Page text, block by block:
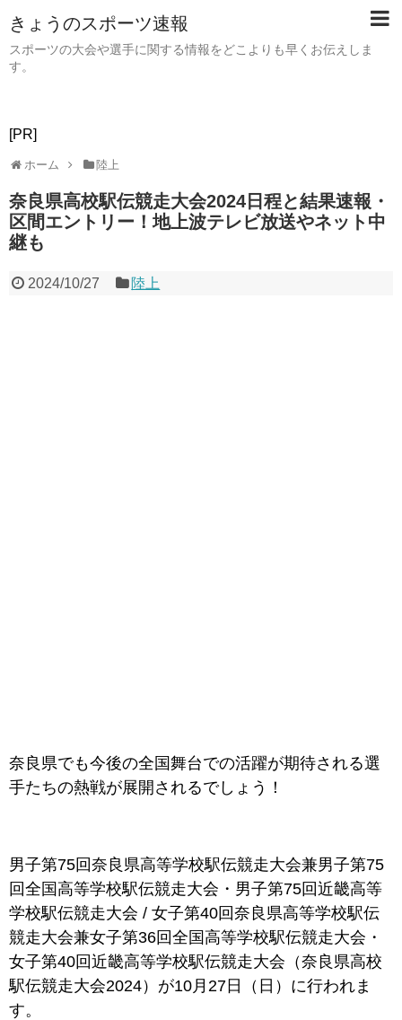
きょうのスポーツ速報
スポーツの大会や選手に関する情報をどこよりも早くお伝えしま
す。
[PR]
ホーム 陸上
奈良県高校駅伝競走大会2024日程と結果速報・
区間エントリー！地上波テレビ放送やネット中
継も
2024/10/27 陸上
奈良県でも今後の全国舞台での活躍が期待される選
手たちの熱戦が展開されるでしょう！
男子第75回奈良県高等学校駅伝競走大会兼男子第75
回全国高等学校駅伝競走大会・男子第75回近畿高等
学校駅伝競走大会 / 女子第40回奈良県高等学校駅伝
競走大会兼女子第36回全国高等学校駅伝競走大会・
女子第40回近畿高等学校駅伝競走大会（奈良県高校
駅伝競走大会2024）が10月27日（日）に行われま
す。